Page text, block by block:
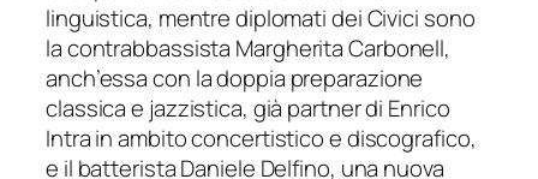
linguistica, mentre diplomati dei Civici sono
lacontrabbassista Margherita Carbonell,
anch’essa con la doppia preparazione
classica e jazzistica, già partner di Enrico
Intra in ambito concertistico e discografico,
e il batterista Daniele Delfino, una nuova